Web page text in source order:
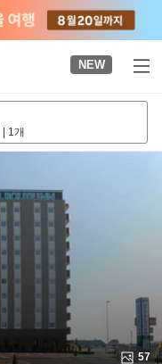
NEW
| 1개
57